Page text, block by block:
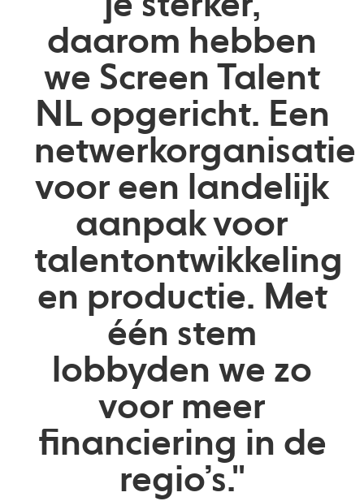
daarom hebben
we Screen Talent
NL opgericht. Een
netwerkorganisatie
voor een landelijk
aanpak voor
talentontwikkeling
en productie. Met
één stem
lobbyden we zo
voor meer
financiering in de
regio’s."